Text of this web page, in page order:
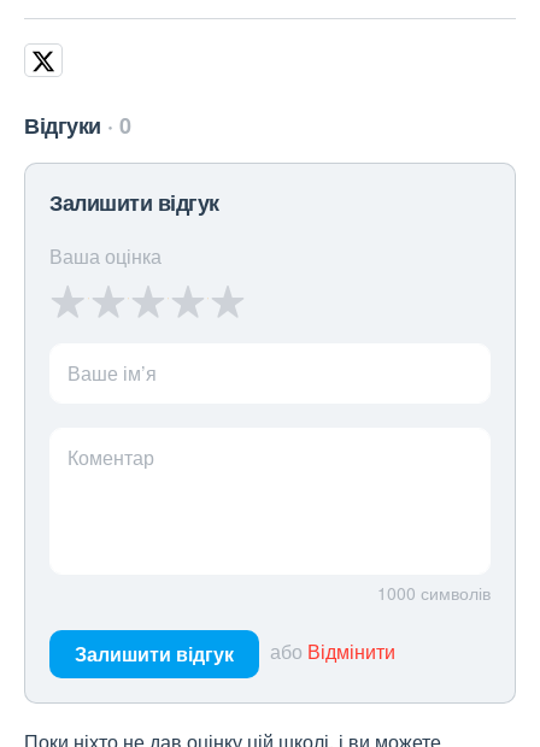
Відгуки 0
Залишити відгук
Ваша оцінка
Ваше ім’я
Коментар
1000 символів
Залишити відгук або Відмінити